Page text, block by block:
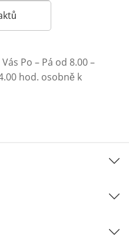
Po – Pá od 8.00 –
hod. osobně k